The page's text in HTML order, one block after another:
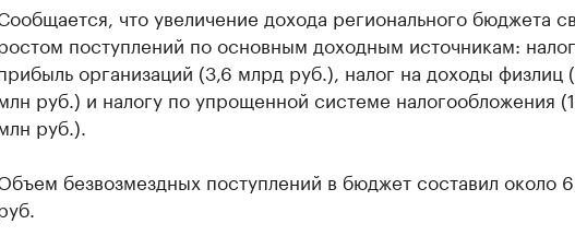
что увеличение дохода регионального бюджета
поступлений по основным доходным источникам:
организаций (3,6 млрд руб.), налог на доходы физлиц
руб.) и налогу по упрощенной системе налогообложения
руб.).
безвозмездных поступлений в бюджет составил около